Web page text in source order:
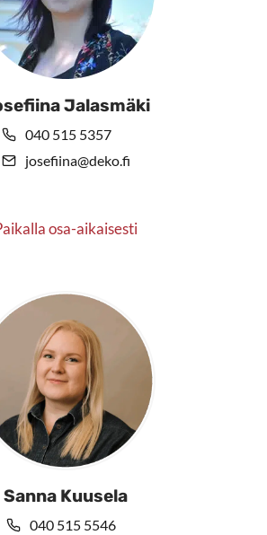
Jalasmäki
040 515 5357
josefiina@deko.fi
osa-aikaisesti
Sanna Kuusela
040 515 5546